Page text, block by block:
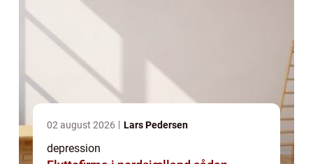
02 august 2026 Lars Pedersen
depression